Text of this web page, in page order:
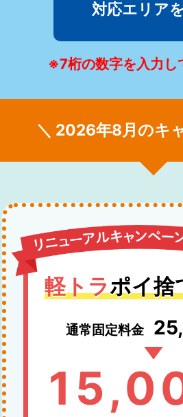
対応エリア
※7桁の数字を入力し
＼ 2026年8月のキ
軽トラポイ捨
通常固定料金